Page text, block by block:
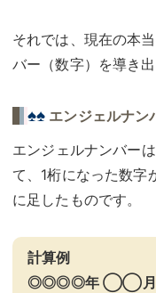
それでは、現在の本
バー（数字）を導き
♠♠ エンジェルナ
エンジェルナンバー
て、1桁になった数字
に足したものです。
計算例
◎◎◎◎年 ◯◯月